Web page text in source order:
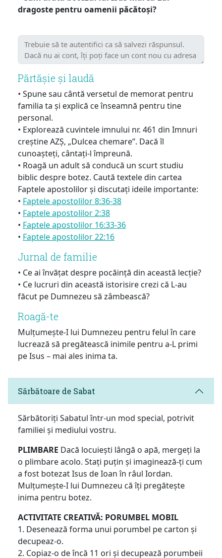
dragoste pentru oamenii păcătoși?
Părtășie și laudă
• Spune sau cântă versetul de memorat pentru
familia ta și explică ce înseamnă pentru tine
personal.
• Explorează cuvintele imnului nr. 461 din Imnuri
creștine AZȘ, „Dulcea chemare”. Dacă îl
cunoașteți, cântați-l împreună.
• Roagă un adult să conducă un scurt studiu
biblic despre botez. Caută textele din cartea
Faptele apostolilor și discutați ideile importante:
• Faptele apostolilor 8:36-38
• Faptele apostolilor 2:38
• Faptele apostolilor 16:33-36
• Faptele apostolilor 22:16
Jurnal de familie
• Ce ai învățat despre pocăință din această lecție?
• Ce lucruri din această istorisire crezi că L-au
făcut pe Dumnezeu să zâmbească?
Roagă-te
Mulțumește-I lui Dumnezeu pentru felul în care
lucrează să pregătească inimile pentru a-L primi
pe Isus – mai ales inima ta.
Sărbătoare de Sabat
Sărbătoriți Sabatul într-un mod special, potrivit
familiei și mediului vostru.
PLIMBARE Dacă locuiești lângă o apă, mergeți la
o plimbare acolo. Stați puțin și imaginează-ți cum
a fost botezat Isus de Ioan în râul Iordan.
Mulțumește-I lui Dumnezeu că îți pregătește
inima pentru botez.
ACTIVITATE CREATIVĂ: PORUMBEL MOBIL
1. Desenează forma unui porumbel pe carton și
decupeaz-o.
2. Copiaz-o de încă 11 ori și decupează porumbeii